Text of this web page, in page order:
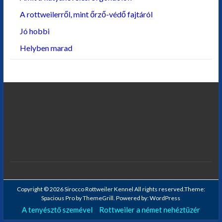
A rottweilerről, mint őrző-védő fajtáról
Jó hobbi
Helyben marad
Copyright © 2026Sirocco Rottweiler Kennel All rights reserved.Theme:
Spacious Proby ThemeGrill. Powered by:WordPress
A tenyésztő szemével Rottweiler a német nehéztüzér